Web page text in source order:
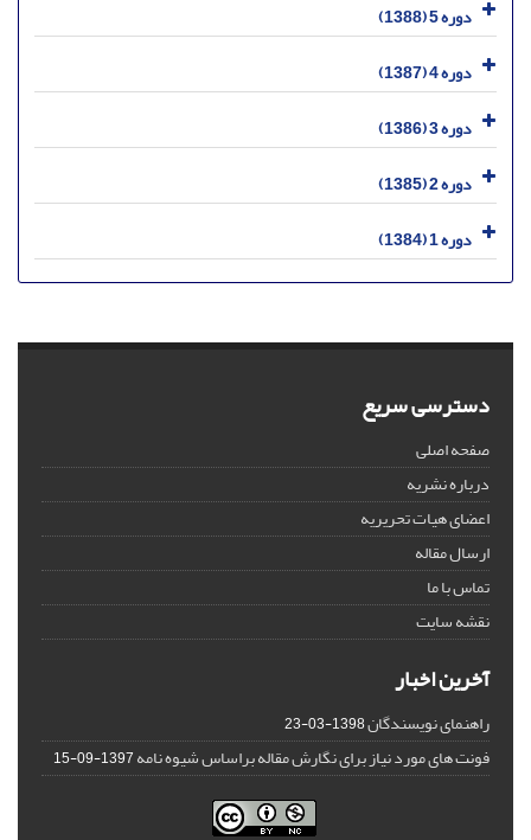
دوره 5 (1388)
دوره 4 (1387)
دوره 3 (1386)
دوره 2 (1385)
دوره 1 (1384)
دسترسی سریع
صفحه اصلی
درباره نشریه
اعضای هیات تحریریه
ارسال مقاله
تماس با ما
نقشه سایت
آخرین اخبار
راهنمای نویسندگان1398-03-23
فونت های مورد نیاز برای نگارش مقاله براساس شیوه نامه1397-09-15